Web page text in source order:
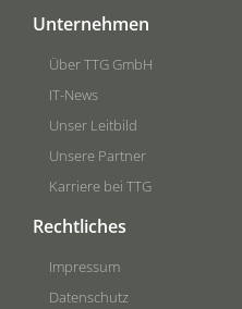
Unternehmen
Über TTG GmbH
IT-News
Unser Leitbild
Unsere Partner
Karriere bei TTG
Rechtliches
Impressum
Datenschutz